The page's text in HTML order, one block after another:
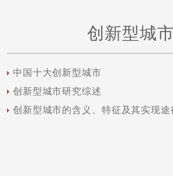
创新型城市
中国十大创新型城市
创新型城市研究综述
创新型城市的含义、特征及其实现途